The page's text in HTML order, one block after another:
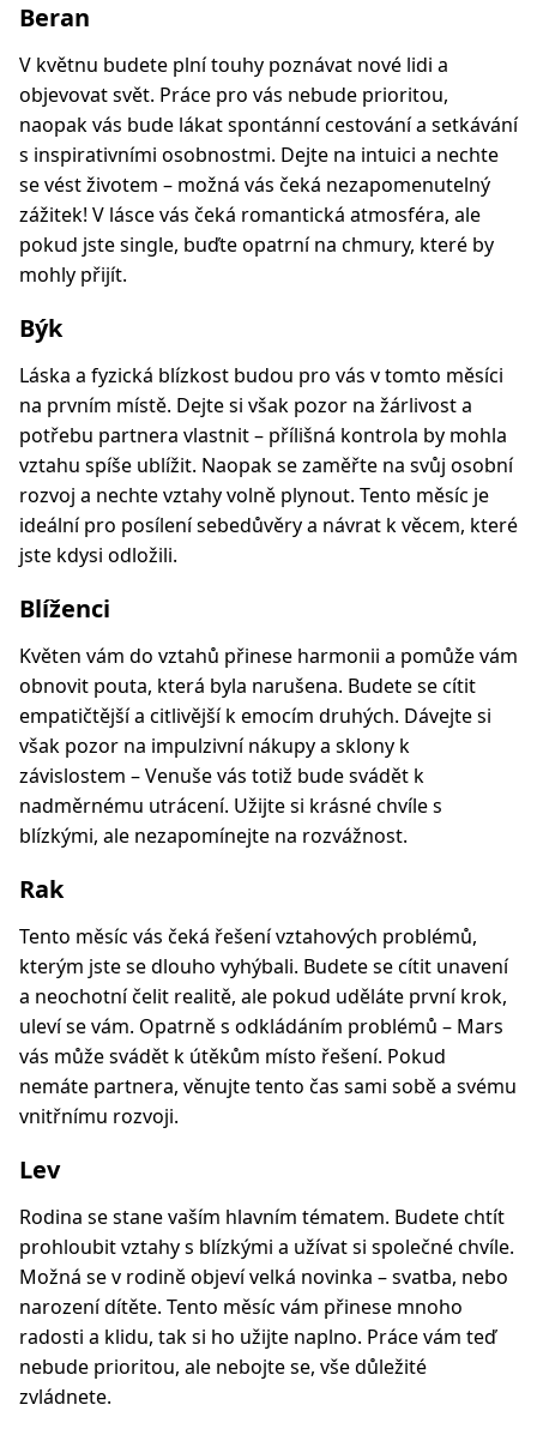
Beran
V květnu budete plní touhy poznávat nové lidi a
objevovat svět. Práce pro vás nebude prioritou,
naopak vás bude lákat spontánní cestování a setkávání
s inspirativními osobnostmi. Dejte na intuici a nechte
se vést životem – možná vás čeká nezapomenutelný
zážitek! V lásce vás čeká romantická atmosféra, ale
pokud jste single, buďte opatrní na chmury, které by
mohly přijít.
Býk
Láska a fyzická blízkost budou pro vás v tomto měsíci
na prvním místě. Dejte si však pozor na žárlivost a
potřebu partnera vlastnit – přílišná kontrola by mohla
vztahu spíše ublížit. Naopak se zaměřte na svůj osobní
rozvoj a nechte vztahy volně plynout. Tento měsíc je
ideální pro posílení sebedůvěry a návrat k věcem, které
jste kdysi odložili.
Blíženci
Květen vám do vztahů přinese harmonii a pomůže vám
obnovit pouta, která byla narušena. Budete se cítit
empatičtější a citlivější k emocím druhých. Dávejte si
však pozor na impulzivní nákupy a sklony k
závislostem – Venuše vás totiž bude svádět k
nadměrnému utrácení. Užijte si krásné chvíle s
blízkými, ale nezapomínejte na rozvážnost.
Rak
Tento měsíc vás čeká řešení vztahových problémů,
kterým jste se dlouho vyhýbali. Budete se cítit unavení
a neochotní čelit realitě, ale pokud uděláte první krok,
uleví se vám. Opatrně s odkládáním problémů – Mars
vás může svádět k útěkům místo řešení. Pokud
nemáte partnera, věnujte tento čas sami sobě a svému
vnitřnímu rozvoji.
Lev
Rodina se stane vaším hlavním tématem. Budete chtít
prohloubit vztahy s blízkými a užívat si společné chvíle.
Možná se v rodině objeví velká novinka – svatba, nebo
narození dítěte. Tento měsíc vám přinese mnoho
radosti a klidu, tak si ho užijte naplno. Práce vám teď
nebude prioritou, ale nebojte se, vše důležité
zvládnete.